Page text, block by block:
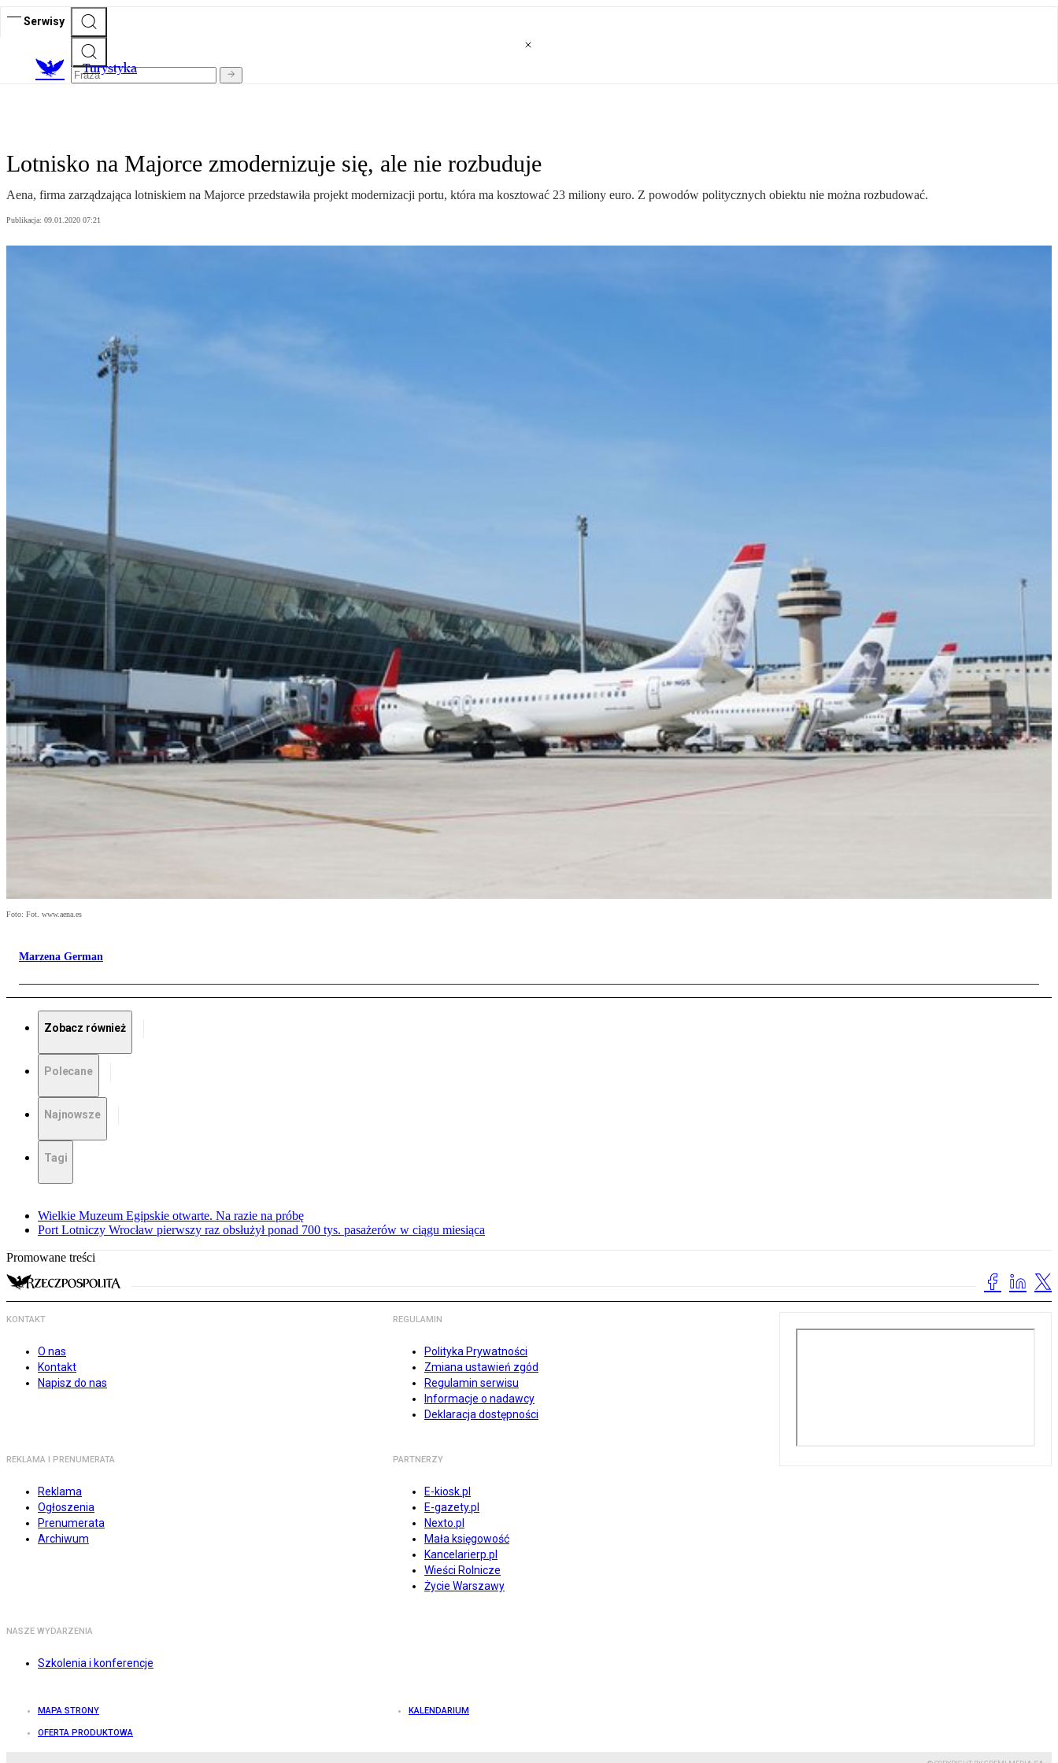
Serwisy
Turystyka
Lotnisko na Majorce zmodernizuje się, ale nie rozbuduje
Aena, firma zarządzająca lotniskiem na Majorce przedstawiła projekt modernizacji portu, która ma kosztować 23 miliony euro. Z powodów politycznych obiektu nie można rozbudować.
Publikacja: 09.01.2020 07:21
Foto: Fot. www.aena.es
Marzena German
Zobacz również
Polecane
Najnowsze
Tagi
Wielkie Muzeum Egipskie otwarte. Na razie na próbę
Port Lotniczy Wrocław pierwszy raz obsłużył ponad 700 tys. pasażerów w ciągu miesiąca
Promowane treści
KONTAKT
O nas
Kontakt
Napisz do nas
REGULAMIN
Polityka Prywatności
Zmiana ustawień zgód
Regulamin serwisu
Informacje o nadawcy
Deklaracja dostępności
REKLAMA I PRENUMERATA
Reklama
Ogłoszenia
Prenumerata
Archiwum
PARTNERZY
E-kiosk.pl
E-gazety.pl
Nexto.pl
Mała księgowość
Kancelarierp.pl
Wieści Rolnicze
Życie Warszawy
NASZE WYDARZENIA
Szkolenia i konferencje
MAPA STRONY KALENDARIUM
OFERTA PRODUKTOWA